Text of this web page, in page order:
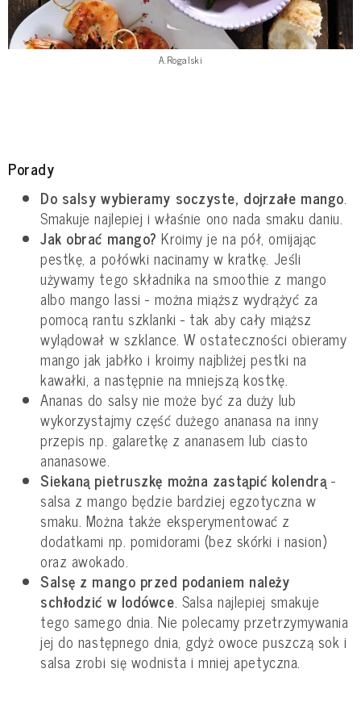
A.Rogalski
Porady
Do salsy wybieramy soczyste, dojrzałe mango.
Smakuje najlepiej i właśnie ono nada smaku daniu.
Jak obrać mango? Kroimy je na pół, omijając
pestkę, a połówki nacinamy w kratkę. Jeśli
używamy tego składnika na smoothie z mango
albo mango lassi - można miąższ wydrążyć za
pomocą rantu szklanki - tak aby cały miąższ
wylądował w szklance. W ostateczności obieramy
mango jak jabłko i kroimy najbliżej pestki na
kawałki, a następnie na mniejszą kostkę.
Ananas do salsy nie może być za duży lub
wykorzystajmy część dużego ananasa na inny
przepis np. galaretkę z ananasem lub ciasto
ananasowe.
Siekaną pietruszkę można zastąpić kolendrą-
salsa z mango będzie bardziej egzotyczna w
smaku. Można także eksperymentować z
dodatkami np. pomidorami (bez skórki i nasion)
oraz awokado.
Salsę z mango przed podaniem należy
schłodzić w lodówce. Salsa najlepiej smakuje
tego samego dnia. Nie polecamy przetrzymywania
jej do następnego dnia, gdyż owoce puszczą sok i
salsa zrobi się wodnista i mniej apetyczna.